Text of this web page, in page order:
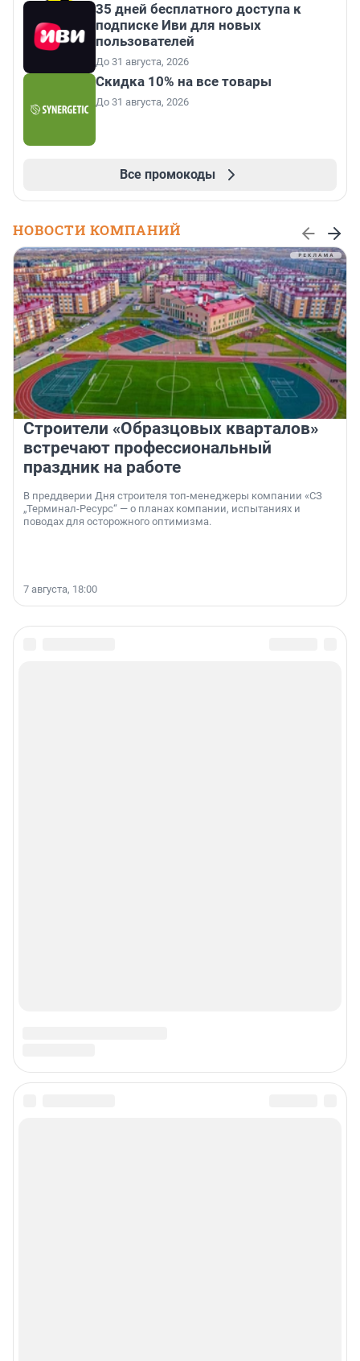
35 дней бесплатного доступа к
подписке Иви для новых
пользователей
До 31 августа, 2026
Скидка 10% на все товары
До 31 августа, 2026
Все промокоды
НОВОСТИ КОМПАНИЙ
Строители «Образцовых кварталов»
встречают профессиональный
праздник на работе
В преддверии Дня строителя топ-менеджеры компании «СЗ
„Терминал-Ресурс“ — о планах компании, испытаниях и
поводах для осторожного оптимизма.
7 августа, 18:00